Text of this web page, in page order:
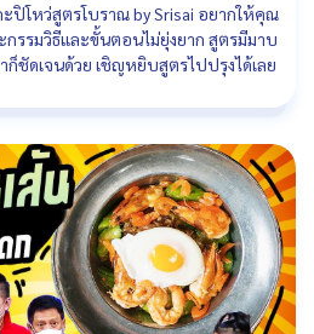
ปิโหว่สูตรโบราณ by Srisai อยากให้คุณ
รรมวิธีและขั้นตอนไม่ยุ่งยาก สูตรมีมาบ
ชัดเจนด้วย เชิญหยิบสูตรไปปรุงได้เลย